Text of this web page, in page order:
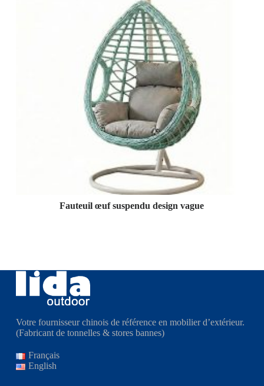
Fauteuil œuf suspendu design vague
Votre fournisseur chinois de référence en mobilier d’extérieur.
(Fabricant de tonnelles & stores bannes)
Français
English